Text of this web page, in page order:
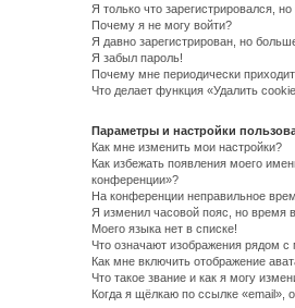
Я только что зарегистрировался,
Почему я не могу войти?
Я давно зарегистрирован, но
Я забыл пароль!
Почему мне периодически
Что делает функция «Удалить
Параметры и настройки
Как мне изменить мои настройки?
Как избежать появления моего
конференции»?
На конференции неправильное
Я изменил часовой пояс, но время
Моего языка нет в списке!
Что означают изображения рядом
Как мне включить отображение
Что такое звание и как я могу
Когда я щёлкаю по ссылке «email»,